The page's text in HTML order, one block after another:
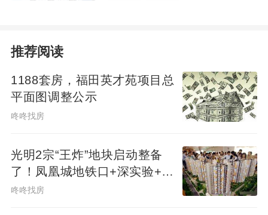
的口号，而是具有强制约束力的工作原则。
会议明确要求，城市更新项目必须以体检结
果为依据，坚决杜绝盲目改造、面子工程、
重复建设。这一原则将从根本上扭转过去城
效”的不良倾向。
推荐阅读
1188套房，福田英才苑项目总
平面图调整公示
咚咚找房
光明2宗“王炸”地块启动整备
了！凤凰城地铁口+深实验+商
业环绕
咚咚找房